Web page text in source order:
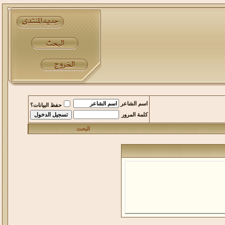
اسم الشاعر
حفظ البيانات؟
كلمة المرور
البحث